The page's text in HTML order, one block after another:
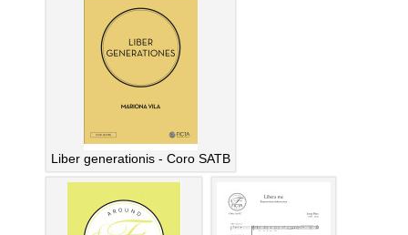
Liber generationis - Coro SATB